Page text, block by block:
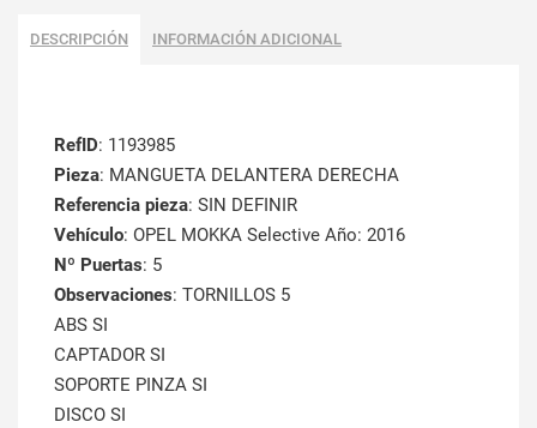
DESCRIPCIÓN INFORMACIÓN ADICIONAL
RefID: 1193985
Pieza: MANGUETA DELANTERA DERECHA
Referencia pieza: SIN DEFINIR
Vehículo: OPEL MOKKA Selective Año: 2016
Nº Puertas: 5
Observaciones: TORNILLOS 5
ABS SI
CAPTADOR SI
SOPORTE PINZA SI
DISCO SI